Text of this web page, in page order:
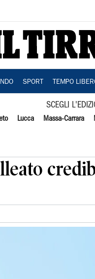
SPORT TEMPO
SCEGLI
Lucca Massa-Carrara